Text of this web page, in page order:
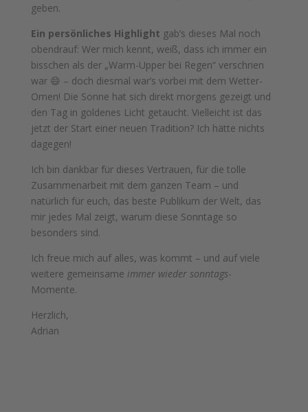
geben.
Ein persönliches Highlight gab’s dieses Mal noch
obendrauf: Wer mich kennt, weiß, dass ich immer ein
bisschen als der „Warm-Upper bei Regen“ verschrien
war 😄 – doch diesmal war’s vorbei mit dem Wetter-
Omen! Die Sonne hat sich direkt morgens gezeigt und
den Tag in goldenes Licht getaucht. Vielleicht ist das
jetzt der Start einer neuen Tradition? Ich hätte nichts
dagegen!
Ich bin dankbar für dieses Vertrauen, für die tolle
Zusammenarbeit mit dem ganzen Team – und
natürlich für euch, das beste Publikum der Welt, das
mir jedes Mal zeigt, warum diese Sonntage so
besonders sind.
Ich freue mich auf alles, was kommt – und auf viele
weitere gemeinsame immer wieder sonntags-
Momente.
Herzlich,
Adrian